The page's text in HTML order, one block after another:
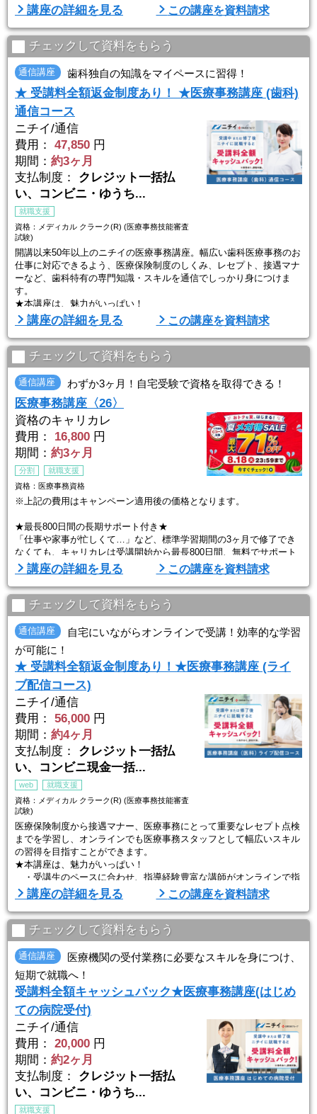
習。すでに基本の医療事務身につけた方を対象としており、医療事務
の資格をお持ちで就転職を目指す方や、実務経験をお持ちの方のスキ
ルアップにおすすめです。
医療機関で実際に使われている医療事務コンピュータソフトを教育用
にアレンジした教材を使用してい ...
講座の詳細を見る この講座を資料請求
チェックして資料をもらう
通信講座 歯科独自の知識をマイペースに習得！
★ 受講料全額返金制度あり！ ★医療事務講座 (歯科)
通信コース
ニチイ/通信
費用：
47,850 円
期間： 約3ヶ月
支払制度： クレジット一括払
い、コンビニ・ゆうち...
就職支援
資格：メディカル クラーク(R) (医療事務技能審査
試験)
開講以来50年以上のニチイの医療事務講座。幅広い歯科医療事務のお
仕事に対応できるよう、医療保険制度のしくみ、レセプト、接遇マナ
ーなど、歯科特有の専門知識・スキルを通信でしっかり身につけま
す。
★本講座は、魅力がいっぱい！
・ポイント動画の視聴やWEBで閲覧できる教材も！質問もオンラ
インで可能！
・復習、延長など無料学習サポートあり！
・就職サポートも実施！
さあ、具体的に紹介します。
【ポイント１】学びやすい工夫がいっぱい！
●WEBでも閲覧できるオリジナル教材
わかりやすく、使いやす ...
講座の詳細を見る この講座を資料請求
チェックして資料をもらう
通信講座 わずか3ヶ月！自宅受験で資格を取得できる！
医療事務講座〈26〉
資格のキャリカレ
費用：
16,800 円
期間： 約3ヶ月
分割
就職支援
資格：医療事務資格
※上記の費用はキャンペーン適用後の価格となります。
★最長800日間の長期サポート付き★
「仕事や家事が忙しくて…」など、標準学習期間の3ヶ月で修了でき
なくても、キャリカレは受講開始から最長800日間、無料でサポート
いたします。もちろん、わずらわしい手続きは一切不要。ゆっくり勉
強したい方や少しずつしか勉強できない方でも、安心して学習をお進
めいただけます。
医療事務は、医療機関で受付や会計、診療報酬請求業務などを行うお
仕事。未経験でも働けますが、資格があれば、任される業務も増えて
給与もUP！と ...
講座の詳細を見る この講座を資料請求
チェックして資料をもらう
通信講座
自宅にいながらオンラインで受講！効率的な学習
が可能に！
★ 受講料全額返金制度あり！★医療事務講座 (ライ
ブ配信コース)
ニチイ/通信
費用：
56,000 円
期間： 約4ヶ月
支払制度： クレジット一括払
い、コンビニ現金一括...
web
就職支援
資格：メディカル クラーク(R) (医療事務技能審査
試験)
医療保険制度から接遇マナー、医療事務にとって重要なレセプト点検
までを学習し、オンラインでも医療事務スタッフとして幅広いスキル
の習得を目指すことができます。
★本講座は、魅力がいっぱい！
・受講生のペースに合わせ、指導経験豊富な講師がオンラインで指
導！
・WEBで閲覧できる教材、質問機能など学習しやすい！
・一人ひとりに丁寧な就職サポート実施！
さあ、具体的に紹介します。
【ポイント１】学びやすい工夫がいっぱい！
●「講義動画」は何度でも視聴可能
授業と同様の「講義動画」をご用意。もう一度 ...
講座の詳細を見る この講座を資料請求
チェックして資料をもらう
通信講座
医療機関の受付業務に必要なスキルを身につけ、
短期で就職へ！
受講料全額キャッシュバック★医療事務講座(はじめ
ての病院受付)
ニチイ/通信
費用：
20,000 円
期間： 約2ヶ月
支払制度： クレジット一括払
い、コンビニ・ゆうち...
就職支援